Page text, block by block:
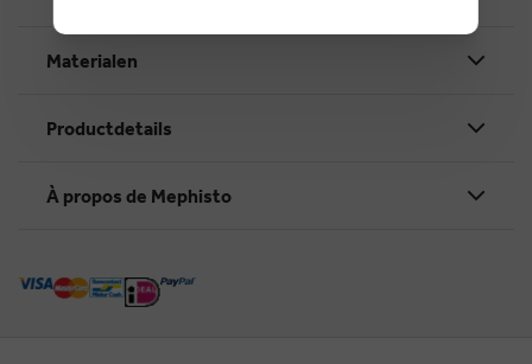
Materialen
Productdetails
À propos de Mephisto